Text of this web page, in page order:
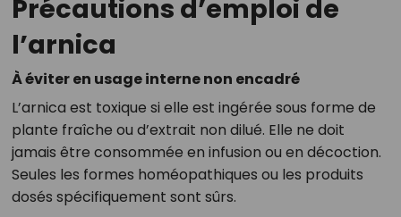
Précautions d’emploi de
l’arnica
À éviter en usage interne non encadré
L’arnica est toxique si elle est ingérée sous forme de
plante fraîche ou d’extrait non dilué. Elle ne doit
jamais être consommée en infusion ou en décoction.
Seules les formes homéopathiques ou les produits
dosés spécifiquement sont sûrs.